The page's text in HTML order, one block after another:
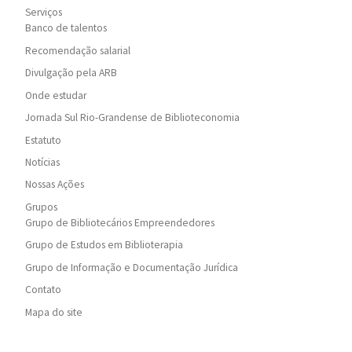
Serviços
Banco de talentos
Recomendação salarial
Divulgação pela ARB
Onde estudar
Jornada Sul Rio-Grandense de Biblioteconomia
Estatuto
Notícias
Nossas Ações
Grupos
Grupo de Bibliotecários Empreendedores
Grupo de Estudos em Biblioterapia
Grupo de Informação e Documentação Jurídica
Contato
Mapa do site